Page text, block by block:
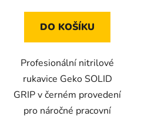
DO KOŠÍKU
Profesionální nitrilové
rukavice Geko SOLID
GRIP v černém provedení
pro náročné pracovní